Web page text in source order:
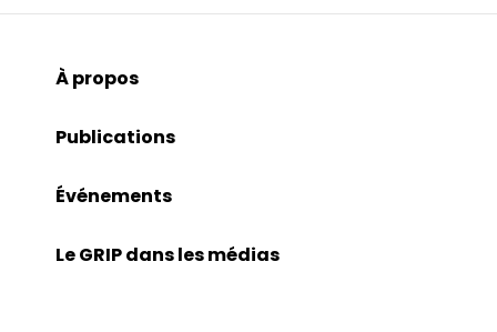
À propos
Publications
Événements
Le GRIP dans les médias